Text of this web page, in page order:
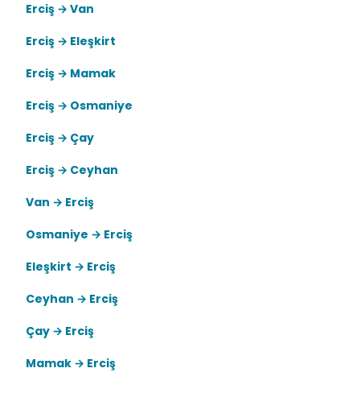
Erciş → Van
Erciş → Eleşkirt
Erciş → Mamak
Erciş → Osmaniye
Erciş → Çay
Erciş → Ceyhan
Van → Erciş
Osmaniye → Erciş
Eleşkirt → Erciş
Ceyhan → Erciş
Çay → Erciş
Mamak → Erciş